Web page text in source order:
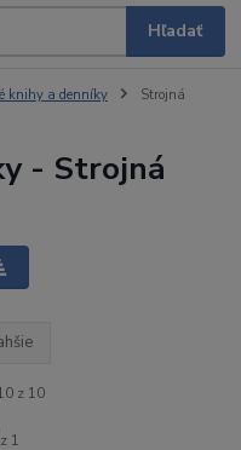
Hľadať
knihy a denníky
Strojná
- Strojná
z 10
z 1